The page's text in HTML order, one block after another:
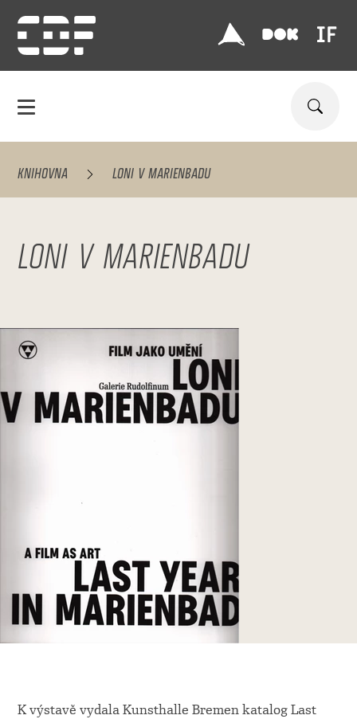
KNIHOVNA LONI V MARIENBADU
LONI V MARIENBADU
K výstavě vydala Kunsthalle Bremen katalog Last